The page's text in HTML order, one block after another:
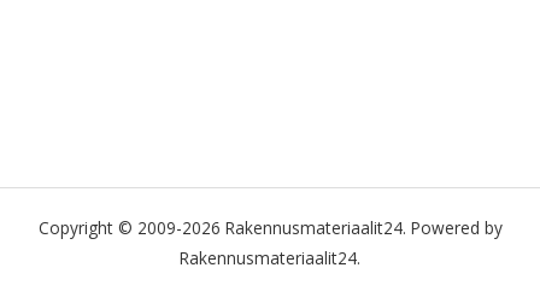
Copyright © 2009-2026 Rakennusmateriaalit24. Powered by
Rakennusmateriaalit24.